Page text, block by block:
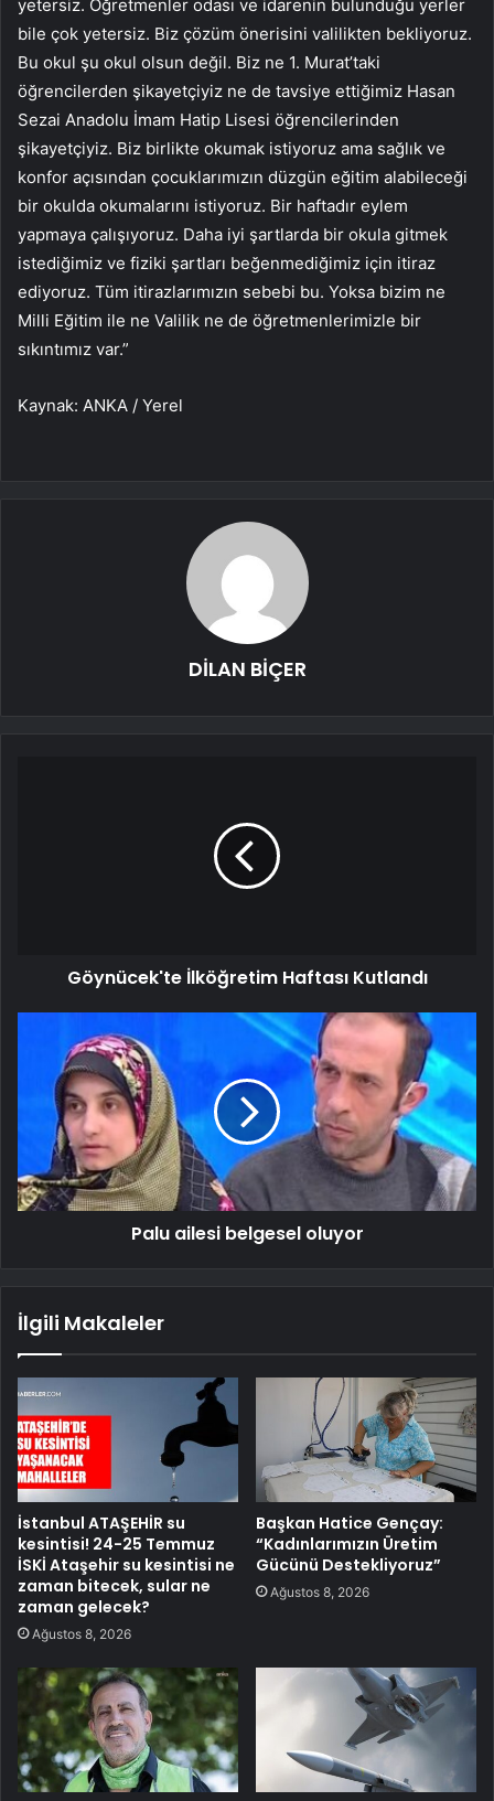
yetersiz. Öğretmenler odası ve idarenin bulunduğu yerler
bile çok yetersiz. Biz çözüm önerisini valilikten bekliyoruz.
Bu okul şu okul olsun değil. Biz ne 1. Murat’taki
öğrencilerden şikayetçiyiz ne de tavsiye ettiğimiz Hasan
Sezai Anadolu İmam Hatip Lisesi öğrencilerinden
şikayetçiyiz. Biz birlikte okumak istiyoruz ama sağlık ve
konfor açısından çocuklarımızın düzgün eğitim alabileceği
bir okulda okumalarını istiyoruz. Bir haftadır eylem
yapmaya çalışıyoruz. Daha iyi şartlarda bir okula gitmek
istediğimiz ve fiziki şartları beğenmediğimiz için itiraz
ediyoruz. Tüm itirazlarımızın sebebi bu. Yoksa bizim ne
Milli Eğitim ile ne Valilik ne de öğretmenlerimizle bir
sıkıntımız var.”
Kaynak: ANKA / Yerel
DİLAN BİÇER
Göynücek'te İlköğretim Haftası Kutlandı
Palu ailesi belgesel oluyor
İlgili Makaleler
İstanbul ATAŞEHİR su
kesintisi! 24-25 Temmuz
İSKİ Ataşehir su kesintisi ne
zaman bitecek, sular ne
zaman gelecek?
Ağustos 8, 2026
Başkan Hatice Gençay:
“Kadınlarımızın Üretim
Gücünü Destekliyoruz”
Ağustos 8, 2026